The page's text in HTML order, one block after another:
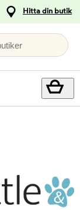
Hitta din butik